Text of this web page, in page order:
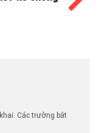
Các trường bắt